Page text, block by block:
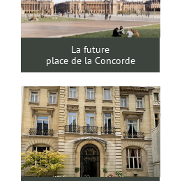
La future
place de la Concorde